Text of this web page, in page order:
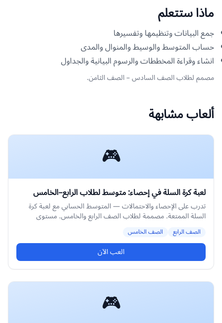
ماذا ستتعلم
جمع البيانات وتنظيمها وتفسيرها
حساب المتوسط والوسيط والمنوال والمدى
انشاء وقراءة المخططات والرسوم البيانية والجداول
مصمم لطلاب الصف السادس – الصف الثامن.
ألعاب مشابهة
🎮
لعبة كرة السلة في إحصاء: متوسط لطلاب الرابع–الخامس
تدرب على الإحصاء والاحتمالات — المتوسط الحسابي مع لعبة كرة
السلة الممتعة. مصممة لطلاب الصف الرابع والخامس. مستوى
متوسط.
الصف الرابع الصف الخامس
العب الآن
🎮